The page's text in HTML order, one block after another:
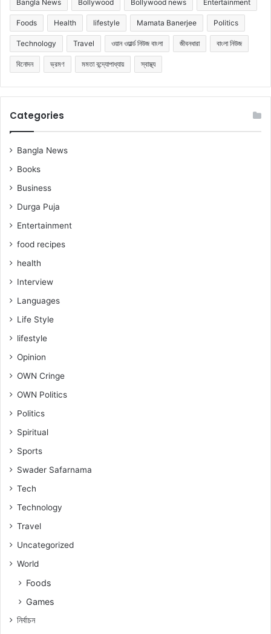
Bangla News Bollywood Bollywood news Entertainment
Foods Health lifestyle Mamata Banerjee Politics
Technology Travel ওয়ান ওয়ার্ল্ড নিউজ বাংলা জীবনধারা বাংলা নিউজ
বিনোদন ভ্রমণ মমতা বন্দ্যোপাধ্যায় স্বাস্থ্য
Categories
Bangla News
Books
Business
Durga Puja
Entertainment
food recipes
health
Interview
Languages
Life Style
lifestyle
Opinion
OWN Cringe
OWN Politics
Politics
Spiritual
Sports
Swader Safarnama
Tech
Technology
Travel
Uncategorized
World
Foods
Games
নিৰ্বাচন